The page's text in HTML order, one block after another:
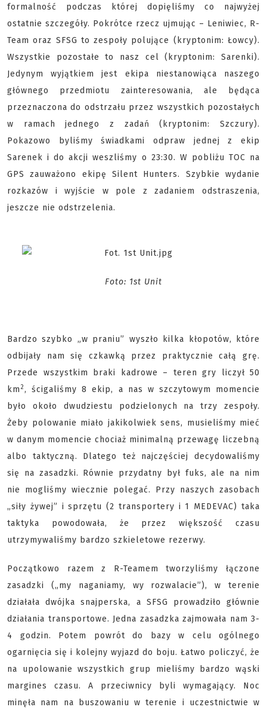
formalność podczas której dopięliśmy co najwyżej
ostatnie szczegóły. Pokrótce rzecz ujmując – Leniwiec, R-
Team oraz SFSG to zespoły polujące (kryptonim: Łowcy).
Wszystkie pozostałe to nasz cel (kryptonim: Sarenki).
Jedynym wyjątkiem jest ekipa niestanowiąca naszego
głównego przedmiotu zainteresowania, ale będąca
przeznaczona do odstrzału przez wszystkich pozostałych
w ramach jednego z zadań (kryptonim: Szczury).
Pokazowo byliśmy świadkami odpraw jednej z ekip
Sarenek i do akcji weszliśmy o 23:30. W pobliżu TOC na
GPS zauważono ekipę Silent Hunters. Szybkie wydanie
rozkazów i wyjście w pole z zadaniem odstraszenia,
jeszcze nie odstrzelenia.
Foto: 1st Unit
Bardzo szybko „w praniu” wyszło kilka kłopotów, które
odbijały nam się czkawką przez praktycznie całą grę.
Przede wszystkim braki kadrowe – teren gry liczył 50
km 2, ścigaliśmy 8 ekip, a nas w szczytowym momencie
było około dwudziestu podzielonych na trzy zespoły.
Żeby polowanie miało jakikolwiek sens, musieliśmy mieć
w danym momencie chociaż minimalną przewagę liczebną
albo taktyczną. Dlatego też najczęściej decydowaliśmy
się na zasadzki. Równie przydatny był fuks, ale na nim
nie mogliśmy wiecznie polegać. Przy naszych zasobach
„siły żywej” i sprzętu (2 transportery i 1 MEDEVAC) taka
taktyka powodowała, że przez większość czasu
utrzymywaliśmy bardzo szkieletowe rezerwy.
Początkowo razem z R-Teamem tworzyliśmy łączone
zasadzki („my naganiamy, wy rozwalacie”), w terenie
działała dwójka snajperska, a SFSG prowadziło głównie
działania transportowe. Jedna zasadzka zajmowała nam 3-
4 godzin. Potem powrót do bazy w celu ogólnego
ogarnięcia się i kolejny wyjazd do boju. Łatwo policzyć, że
na upolowanie wszystkich grup mieliśmy bardzo wąski
margines czasu. A przeciwnicy byli wymagający. Noc
minęła nam na buszowaniu w terenie i uczestnictwie w